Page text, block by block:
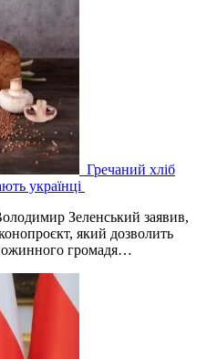
Гречаний хліб
українці
Зеленський заявив,
який дозволить
громадя…